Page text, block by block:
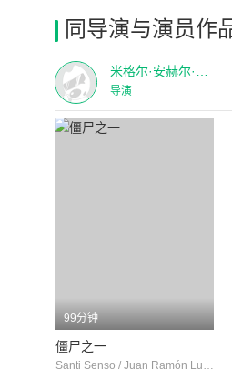
同导演与演员作
导演
99分钟
僵尸之一
Santi Senso / Juan Ramón Lucas / Javier Coronas